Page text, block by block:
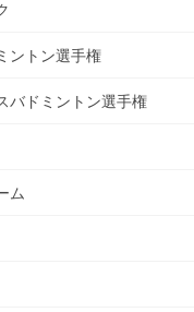
ントン選手権
バドミントン選手権
ム